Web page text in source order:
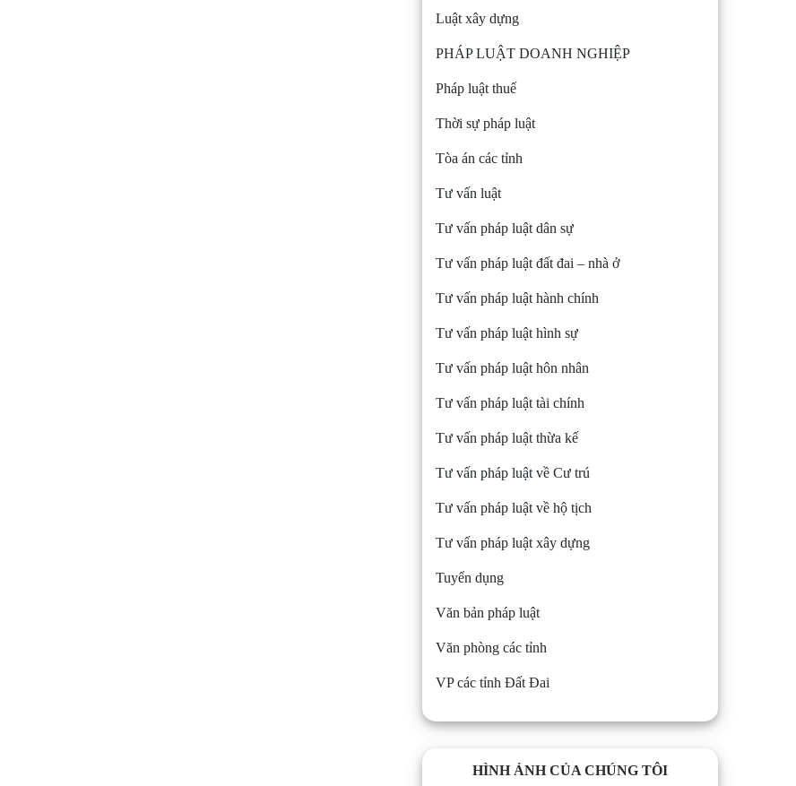
Luật xây dựng
PHÁP LUẬT DOANH NGHIỆP
Pháp luật thuế
Thời sự pháp luật
Tòa án các tỉnh
Tư vấn luật
Tư vấn pháp luật dân sự
Tư vấn pháp luật đất đai – nhà ở
Tư vấn pháp luật hành chính
Tư vấn pháp luật hình sự
Tư vấn pháp luật hôn nhân
Tư vấn pháp luật tài chính
Tư vấn pháp luật thừa kế
Tư vấn pháp luật về Cư trú
Tư vấn pháp luật về hộ tịch
Tư vấn pháp luật xây dựng
Tuyển dụng
Văn bản pháp luật
Văn phòng các tỉnh
VP các tỉnh Đất Đai
HÌNH ẢNH CỦA CHÚNG TÔI